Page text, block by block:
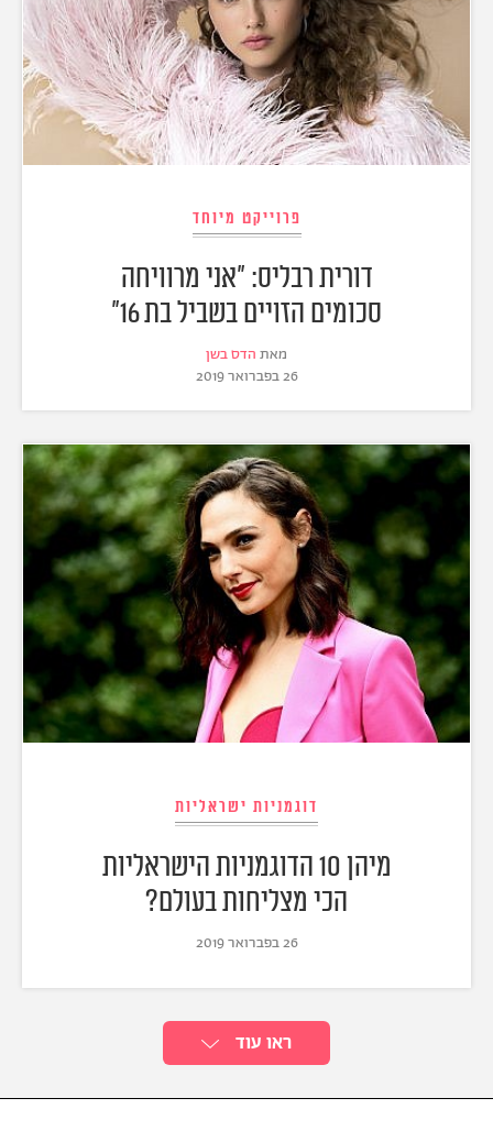
פרוייקט מיוחד
דורית רבליס: "אני מרוויחה
סכומים הזויים בשביל בת 16"
מאת הדס בשן
26 בפברואר 2019
דוגמניות ישראליות
מיהן 10 הדוגמניות הישראליות
הכי מצליחות בעולם?
26 בפברואר 2019
ראו עוד